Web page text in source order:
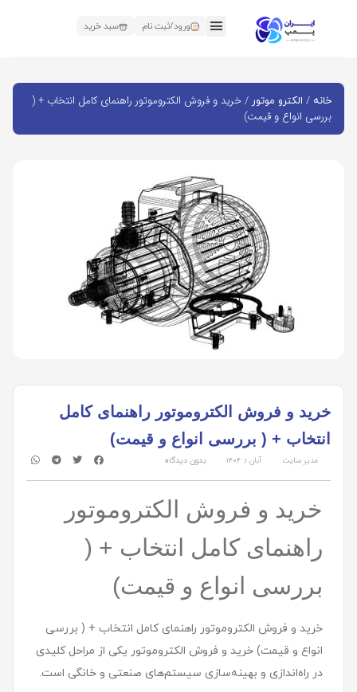
ورود/ثبت نام سبد خرید
خانه / الکترو موتور/ خرید و فروش الکتروموتور راهنمای کامل انتخاب + (
بررسی انواع و قیمت)
خرید و فروش الکتروموتور راهنمای کامل
انتخاب + ( بررسی انواع و قیمت)
مدیر سایت آبان ۱, ۱۴۰۴ بدون دیدگاه
خرید و فروش الکتروموتور
راهنمای کامل انتخاب + (
بررسی انواع و قیمت)
خرید و فروش الکتروموتور راهنمای کامل انتخاب + ( بررسی
انواع و قیمت) خرید و فروش الکتروموتور یکی از مراحل کلیدی
در راه‌اندازی و بهینه‌سازی سیستم‌های صنعتی و خانگی است.